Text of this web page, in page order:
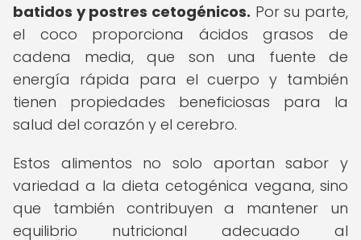
batidos y postres cetogénicos. Por su parte,
el coco proporciona ácidos grasos de
cadena media, que son una fuente de
energía rápida para el cuerpo y también
tienen propiedades beneficiosas para la
salud del corazón y el cerebro.
Estos alimentos no solo aportan sabor y
variedad a la dieta cetogénica vegana, sino
que también contribuyen a mantener un
equilibrio nutricional adecuado al